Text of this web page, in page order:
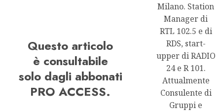
Questo articolo
è consultabile
solo dagli abbonati
PRO ACCESS.
Milano. Station
Manager di
RTL 102.5 e di
RDS, start-
upper di RADIO
24 e R 101.
Attualmente
Consulente di
Gruppi e